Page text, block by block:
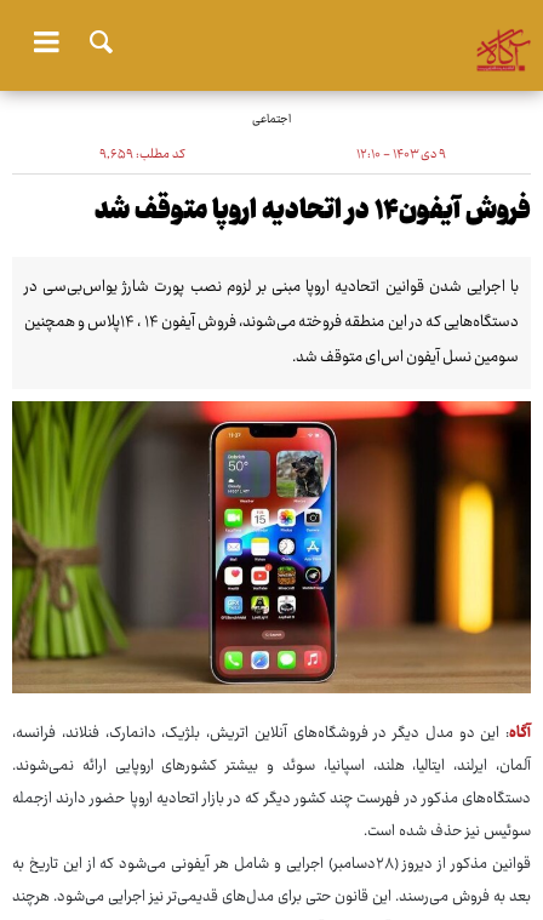
اجتماعی
۹ دی ۱۴۰۳ - ۱۲:۱۰ کد مطلب:۹٬۶۵۹
فروش آیفون۱۴ در اتحادیه اروپا متوقف شد
با اجرایی شدن قوانین اتحادیه اروپا مبنی بر لزوم نصب پورت شارژ یواس‌بی‌سی در
دستگاه‌هایی که در این منطقه فروخته می‌شوند، فروش آیفون ۱۴ ، ۱۴پلاس و همچنین
سومین نسل آیفون اس‌ای متوقف شد.
آگاه: این دو مدل دیگر در فروشگاه‌های آنلاین اتریش، بلژیک، دانمارک، فنلاند، فرانسه،
آلمان، ایرلند، ایتالیا، هلند، اسپانیا، سوئد و بیشتر کشورهای اروپایی ارائه نمی‌شوند.
دستگاه‌های مذکور در فهرست چند کشور دیگر که در بازار اتحادیه اروپا حضور دارند ازجمله
سوئیس نیز حذف شده است.
قوانین مذکور از دیروز (۲۸دسامبر) اجرایی و شامل هر آیفونی می‌شود که از این تاریخ به
بعد به فروش می‌رسند. این قانون حتی برای مدل‌های قدیمی‌تر نیز اجرایی می‌شود. هرچند